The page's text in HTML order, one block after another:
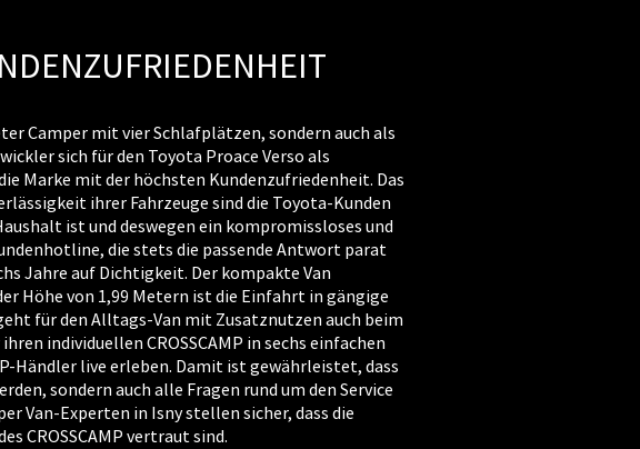
Camper mit vier Schlafplätzen, sondern auch als
sich für den Toyota Proace Verso als
Marke mit der höchsten Kundenzufriedenheit. Das
ihrer Fahrzeuge sind die Toyota-Kunden
ist und deswegen ein kompromissloses und
die stets die passende Antwort parat
Jahre auf Dichtigkeit. Der kompakte Van
Höhe von 1,99 Metern ist die Einfahrt in gängige
für den Alltags-Van mit Zusatznutzen auch beim
individuellen CROSSCAMP in sechs einfachen
Händler live erleben. Damit ist gewährleistet, dass
sondern auch alle Fragen rund um den Service
Van-Experten in Isny stellen sicher, dass die
CROSSCAMP vertraut sind.